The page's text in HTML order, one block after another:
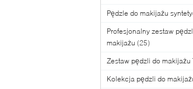
Pędzle do makijażu
Profesjonalny zestaw
makijażu (25)
Zestaw pędzli do makijażu
Kolekcja pędzli do